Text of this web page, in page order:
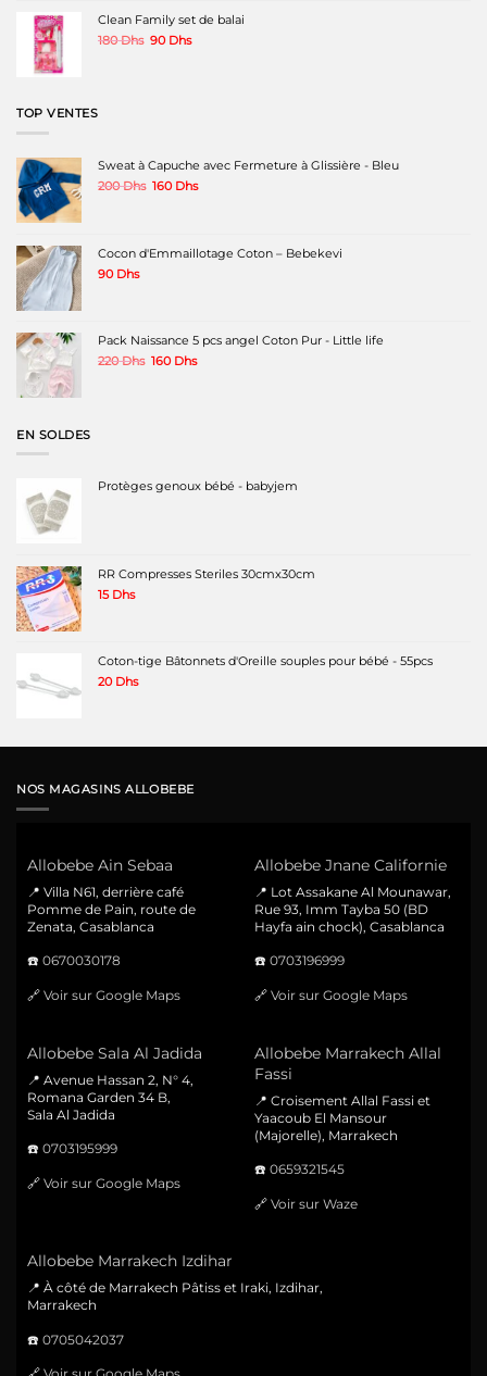
369 Dhs.
180 Dhs.
Clean Family set de balai
180Dhs Le
90 DhsLe
TOP VENTES
Sweat à Capuche avec Fermeture à Glissière - Bleu
200Dhs Le
200 Dhs.
160 DhsLe
160 Dhs.
Cocon d'Emmaillotage Coton – Bebekevi
90 Dhs
Pack Naissance 5 pcs angel Coton Pur - Little life
220Dhs Le
160 DhsLe
EN SOLDES
Protèges genoux bébé - babyjem
RR Compresses Steriles 30cmx30cm
15 Dhs
Coton-tige Bâtonnets d'Oreille souples pour bébé - 55pcs
20 Dhs
NOS MAGASINS ALLOBEBE
Allobebe Ain Sebaa
📍 Villa N61, derrière café
Pomme de Pain, route de
Zenata, Casablanca
☎️ 0670030178
🔗 Voir sur Google Maps
Allobebe Jnane Californie
📍 Lot Assakane Al Mounawar,
Rue 93, Imm Tayba 50 (BD
Hayfa ain chock), Casablanca
☎️ 0703196999
🔗 Voir sur Google Maps
Allobebe Sala Al Jadida
📍 Avenue Hassan 2, N° 4,
Romana Garden 34 B,
Sala Al Jadida
☎️ 0703195999
🔗 Voir sur Google Maps
Allobebe Marrakech Allal
Fassi
📍 Croisement Allal Fassi et
Yaacoub El Mansour
(Majorelle), Marrakech
☎️ 0659321545
🔗 Voir sur Waze
Allobebe Marrakech Izdihar
📍 À côté de Marrakech Pâtiss et Iraki, Izdihar,
Marrakech
☎️ 0705042037